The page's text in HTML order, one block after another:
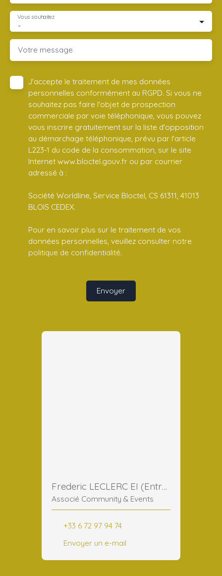
-
Vous souhaitez
Votre message
J'accepte le traitement de mes données
personnelles conformément au RGPD. Si vous ne
souhaitez pas faire l'objet de prospection
commerciale par voie téléphonique, vous pouvez
vous inscrire gratuitement sur la liste d'opposition
au démarchage téléphonique, prévu par l'article
L223-1 du code de la consommation, sur le site
Internet www.bloctel.gouv.fr ou par courrier
adressé à :
Société Worldline, Service Bloctel, CS 61311, 41013
BLOIS CEDEX.
Pour en savoir plus sur le traitement de vos
données personnelles, veuillez consulter notre
politique de confidentialité.
Envoyer
Frederic LECLERC EI (Entreprise Individuelle)
Associé Community & Events
+33 6 72 97 94 74
Envoyer un e-mail